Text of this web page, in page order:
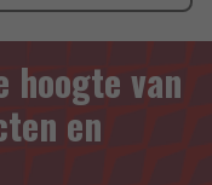
hoogte van
en